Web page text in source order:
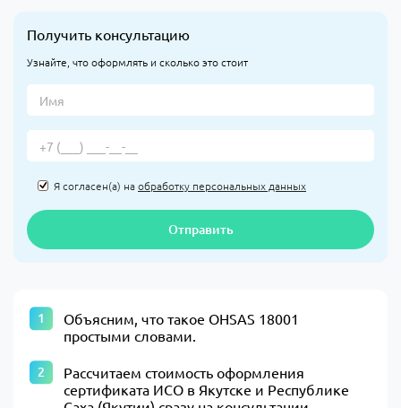
Получить консультацию
Узнайте, что оформлять и сколько это стоит
Я согласен(а) наобработку персональных данных
Отправить
Объясним, что такое OHSAS 18001
простыми словами.
Рассчитаем стоимость оформления
сертификата ИСО в Якутске и Республике